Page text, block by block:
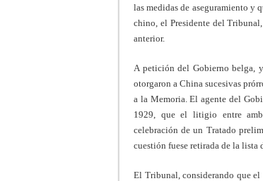
las medidas de aseguramiento y
chino, el Presidente del
anterior.
A petición del Gobierno belga,
otorgaron a China sucesivas
a la Memoria. El agente del
1929, que el litigio entre
celebración de un Tratado
cuestión fuese retirada de la lista
El Tribunal, considerando que